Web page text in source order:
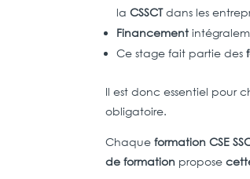
laCSSCTdans les
Financement
Ce stage fait partie des
Il est donc essentiel pour
obligatoire.
Chaqueformation CSE
de formation propose